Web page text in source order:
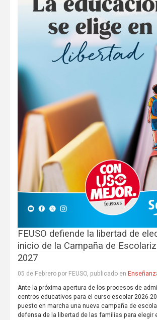
FEUSO defiende la libertad de
inicio de la Campaña de
2027
05 de Febrero por FEUSO, publicado en
Ante la próxima apertura de los procesos de
centros educativos para el curso escolar 2026-
puesto en marcha una nueva campaña de
defensa de la libertad de las familias para elegir